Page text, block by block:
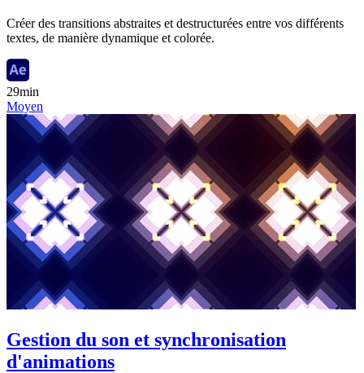
Créer des transitions abstraites et destructurées entre vos différents
textes, de manière dynamique et colorée.
29min
Moyen
Gestion du son et synchronisation
d'animations